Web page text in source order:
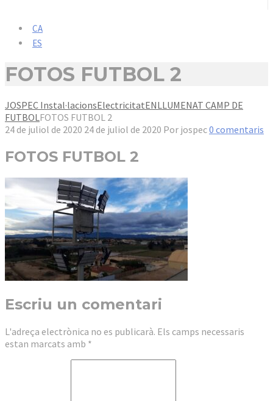
CA
ES
FOTOS FUTBOL 2
JOSPEC Instal·lacionsElectricitatENLLUMENAT CAMP DE
FUTBOLFOTOS FUTBOL 2
24 de juliol de 2020 24 de juliol de 2020 Por jospec0 comentaris
FOTOS FUTBOL 2
Escriu un comentari
L'adreça electrònica no es publicarà. Els camps necessaris
estan marcats amb *